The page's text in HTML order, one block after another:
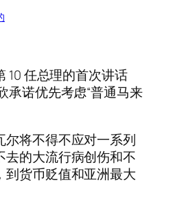
10 任总理的首次讲话
承诺优先考虑“普通马来
尔将不得不应对一系列
去的大流行病创伤和不
到货币贬值和亚洲最大